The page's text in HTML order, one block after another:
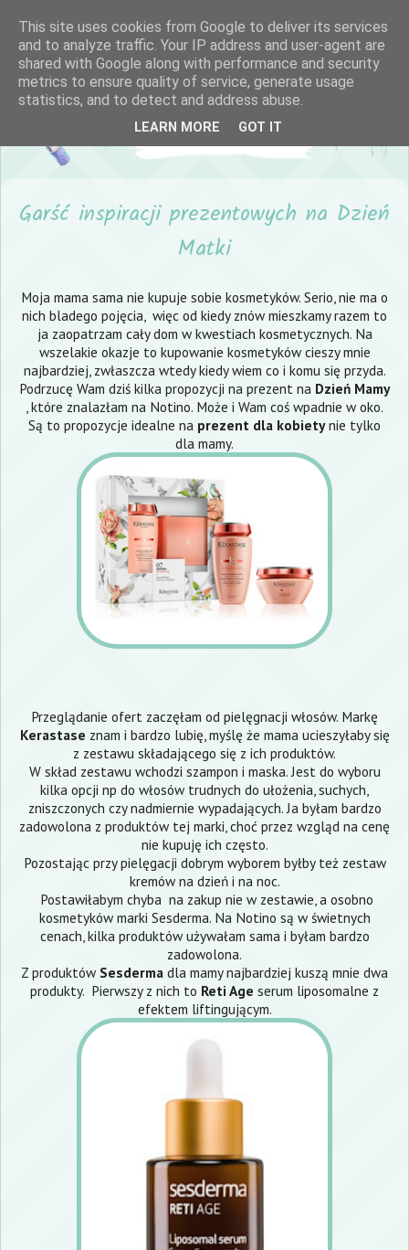
Garść inspiracji prezentowych na Dzień
Matki
Moja mama sama nie kupuje sobie kosmetyków. Serio, nie ma o
nich bladego pojęcia, więc od kiedy znów mieszkamy razem to
ja zaopatrzam cały dom w kwestiach kosmetycznych. Na
wszelakie okazje to kupowanie kosmetyków cieszy mnie
najbardziej, zwłaszcza wtedy kiedy wiem co i komu się przyda.
Podrzucę Wam dziś kilka propozycji na prezent na Dzień Mamy
, które znalazłam na Notino. Może i Wam coś wpadnie w oko.
Są to propozycje idealne na prezent dla kobietynie tylko
dla mamy.
Przeglądanie ofert zaczęłam od pielęgnacji włosów. Markę
Kerastase znam i bardzo lubię, myślę że mama ucieszyłaby się
z zestawu składającego się z ich produktów.
W skład zestawu wchodzi szampon i maska. Jest do wyboru
kilka opcji np do włosów trudnych do ułożenia, suchych,
zniszczonych czy nadmiernie wypadających. Ja byłam bardzo
zadowolona z produktów tej marki, choć przez wzgląd na cenę
nie kupuję ich często.
Pozostając przy pielęgacji dobrym wyborem byłby też zestaw
kremów na dzień i na noc.
Postawiłabym chyba na zakup nie w zestawie, a osobno
kosmetyków marki Sesderma. Na Notino są w świetnych
cenach, kilka produktów używałam sama i byłam bardzo
zadowolona.
Z produktów Sesderma dla mamy najbardziej kuszą mnie dwa
produkty. Pierwszy z nich to Reti Age serum liposomalne z
efektem liftingującym.
This site uses cookies from Google to deliver its services
and to analyze traffic. Your IP address and user-agent are
shared with Google along with performance and security
metrics to ensure quality of service, generate usage
statistics, and to detect and address abuse.
LEARN MORE GOT IT